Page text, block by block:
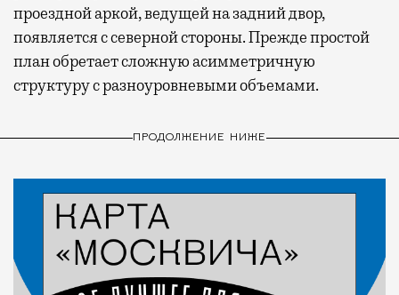
проездной аркой, ведущей на задний двор,
появляется с северной стороны. Прежде простой
план обретает сложную асимметричную
структуру с разноуровневыми объемами.
ПРОДОЛЖЕНИЕ НИЖЕ